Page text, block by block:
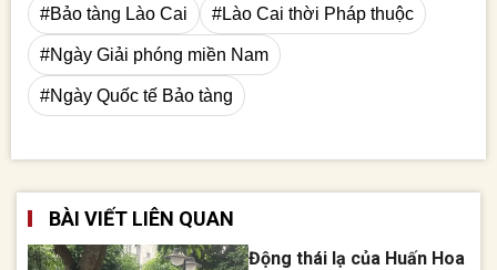
#Bảo tàng Lào Cai #Lào Cai thời Pháp thuộc
#Ngày Giải phóng miền Nam
#Ngày Quốc tế Bảo tàng
BÀI VIẾT LIÊN QUAN
Động thái lạ của Huấn Hoa